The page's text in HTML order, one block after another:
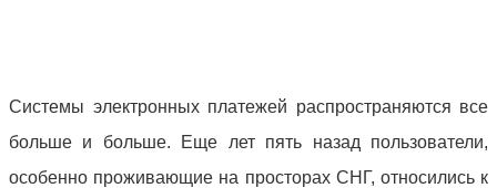
Системы электронных платежей распространяются все
больше и больше. Еще лет пять назад пользователи,
особенно проживающие на просторах СНГ, относились к